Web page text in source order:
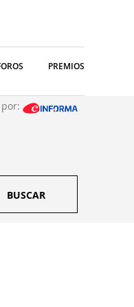
PREMIOS
BUSCAR